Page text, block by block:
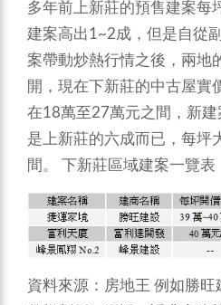
多年前上新莊的預售建案每
建案高出1~2成，但是自從
案帶動炒熱行情之後，兩地
開，現在下新莊的中古屋實
在18萬至27萬元之間，新
是上新莊的六成而已，每坪
間。 下新莊區域建案一覽表
資料來源：房地王 例如勝旺